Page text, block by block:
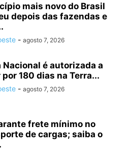
mais novo do Brasil
depois das fazendas e
- agosto 7, 2026
Nacional é autorizada a
180 dias na Terra...
- agosto 7, 2026
frete mínimo no
de cargas; saiba o